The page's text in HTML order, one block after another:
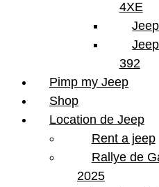
4XE
392
Pimp my Jeep
Shop
Location de Jeep
Rent a jeep
Rallye de
2025